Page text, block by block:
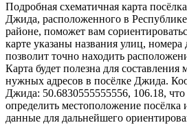
Подробная схематичная карта
Джида, расположенного в
районе, поможет вам
карте указаны названия улиц,
позволит точно находить
Карта будет полезна для
нужных адресов в посёлке Джида.
Джида: 50.6830555555556, 106.18,
определить местоположение посёлка
данные для дальнейшего